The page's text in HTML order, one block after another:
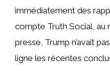
immédiatement des
compte Truth Social,
presse, Trump n’avait
ligne les récentes